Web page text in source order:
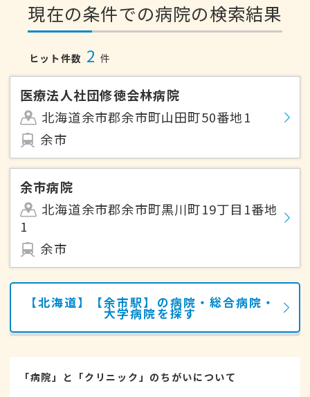
現在の条件での病院の検索結果
ヒット件数 2 件
医療法人社団修徳会林病院
北海道余市郡余市町山田町50番地1
余市
余市病院
北海道余市郡余市町黒川町19丁目1番地
1
余市
【北海道】【余市駅】の病院・総合病院・
大学病院を探す
「病院」と「クリニック」のちがいについて